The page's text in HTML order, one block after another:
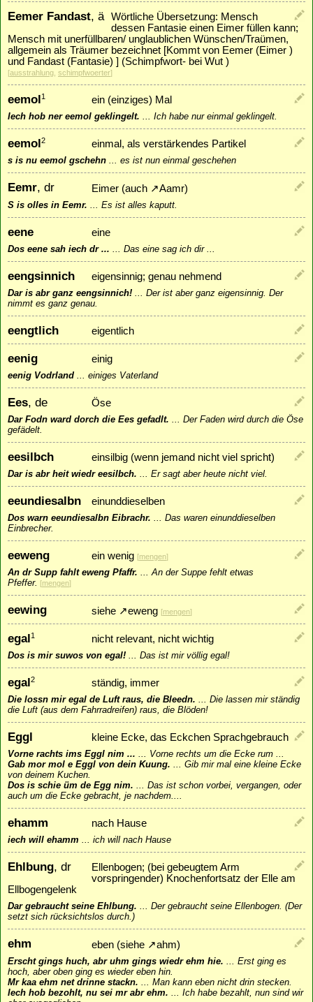
Eemer Fandast, ä
Wörtliche Übersetzung: Mensch
dessen Fantasie einen Eimer füllen kann;
Mensch mit unerfüllbaren/ unglaublichen Wünschen/Traümen,
allgemein als Träumer bezeichnet [Kommt von Eemer (Eimer )
und Fandast (Fantasie) ] (Schimpfwort- bei Wut )
[ausstrahlung, schimpfwoerter]
eemol1 ein (einziges) Mal
Iech hob ner eemol geklingelt. ... Ich habe nur einmal geklingelt.
eemol2 einmal, als verstärkendes Partikel
s is nu eemol gschehn ... es ist nun einmal geschehen
Eemr, dr Eimer (auch ↗Aamr)
S is olles in Eemr. ... Es ist alles kaputt.
eene eine
Dos eene sah iech dr ... ... Das eine sag ich dir ...
eengsinnich eigensinnig; genau nehmend
Dar is abr ganz eengsinnich! ... Der ist aber ganz eigensinnig. Der
nimmt es ganz genau.
eengtlich eigentlich
eenig einig
eenig Vodrland ... einiges Vaterland
Ees, de Öse
Dar Fodn ward dorch die Ees gefadlt. ... Der Faden wird durch die Öse
gefädelt.
eesilbch einsilbig (wenn jemand nicht viel spricht)
Dar is abr heit wiedr eesilbch. ... Er sagt aber heute nicht viel.
eeundiesalbn einunddieselben
Dos warn eeundiesalbn Eibrachr. ... Das waren einunddieselben
Einbrecher.
eeweng ein wenig [mengen]
An dr Supp fahlt eweng Pfaffr. ...An der Suppe fehlt etwas
Pfeffer. [mengen]
eewing siehe ↗eweng [mengen]
egal1 nicht relevant, nicht wichtig
Dos is mir suwos von egal! ... Das ist mir völlig egal!
egal2 ständig, immer
Die lossn mir egal de Luft raus, die Bleedn. ... Die lassen mir ständig
die Luft (aus dem Fahrradreifen) raus, die Blöden!
Eggl kleine Ecke, das Eckchen Sprachgebrauch
Vorne rachts ims Eggl nim ... ... Vorne rechts um die Ecke rum ...
Gab mor mol e Eggl von dein Kuung. ... Gib mir mal eine kleine Ecke
von deinem Kuchen.
Dos is schie üm de Egg nim. ... Das ist schon vorbei, vergangen, oder
auch um die Ecke gebracht, je nachdem....
ehamm nach Hause
iech will ehamm ... ich will nach Hause
Ehlbung, dr
Ellenbogen; (bei gebeugtem Arm
vorspringender) Knochenfortsatz der Elle am
Ellbogengelenk
Dar gebraucht seine Ehlbung. ... Der gebraucht seine Ellenbogen. (Der
setzt sich rücksichtslos durch.)
ehm eben (siehe ↗ahm)
Erscht gings huch, abr uhm gings wiedr ehm hie. ... Erst ging es
hoch, aber oben ging es wieder eben hin.
Mr kaa ehm net drinne stackn. ... Man kann eben nicht drin stecken.
Iech hob bezohlt, nu sei mr abr ehm. ... Ich habe bezahlt, nun sind wir